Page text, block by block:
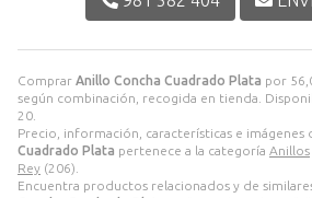
Comprar Anillo Concha Cuadrado Plata por
según combinación, recogida en tienda.
20.
Precio, información, características e imágenes
Cuadrado Plata pertenece a la categoría Anillos
Rey (206).
Encuentra productos relacionados y de